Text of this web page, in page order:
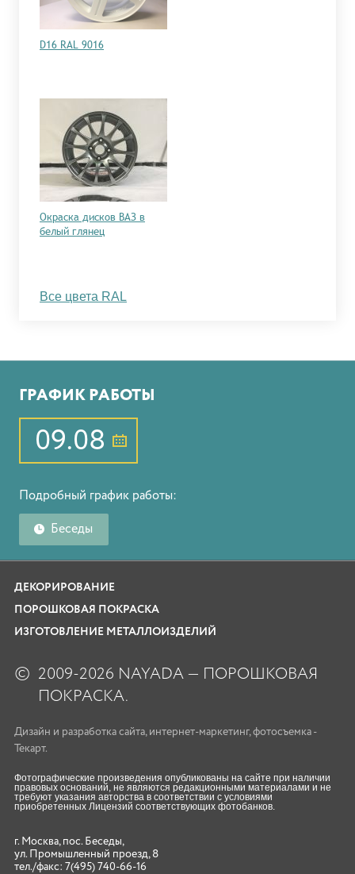
D16 RAL 9016
Окраска дисков ВАЗ в
белый глянец
Все цвета RAL
ГРАФИК РАБОТЫ
09.08
Подробный график работы:
Беседы
ДЕКОРИРОВАНИЕ
ПОРОШКОВАЯ ПОКРАСКА
ИЗГОТОВЛЕНИЕ МЕТАЛЛОИЗДЕЛИЙ
© 2009-2026 NAYADA — ПОРОШКОВАЯ
ПОКРАСКА.
Дизайн и разработка сайта, интернет-маркетинг,фотосъемка -
Текарт.
Фотографические произведения опубликованы на сайте при наличии
правовых оснований, не являются редакционными материалами и не
требуют указания авторства в соответствии с условиями
приобретенных Лицензий соответствующих фотобанков.
г. Москва, пос. Беседы,
ул. Промышленный проезд, 8
тел./факс: 7(495) 740-66-16